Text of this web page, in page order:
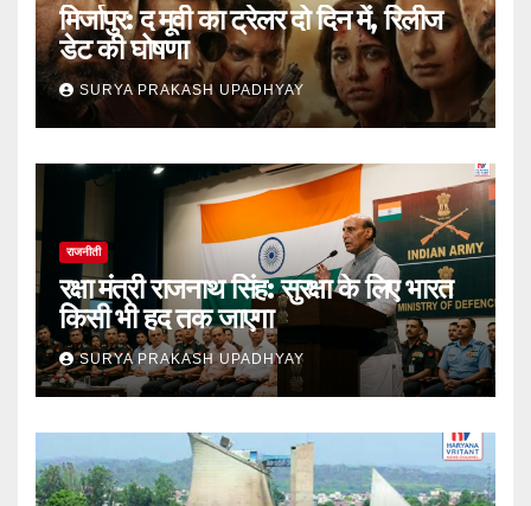
मिर्जापुर: द मूवी का ट्रेलर दो दिन में, रिलीज
डेट की घोषणा
SURYA PRAKASH UPADHYAY
राजनीती
रक्षा मंत्री राजनाथ सिंह: सुरक्षा के लिए भारत
किसी भी हद तक जाएगा
SURYA PRAKASH UPADHYAY